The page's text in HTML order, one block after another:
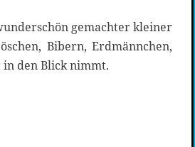
gemachter kleiner
Bibern, Erdmännchen,
den Blick nimmt.